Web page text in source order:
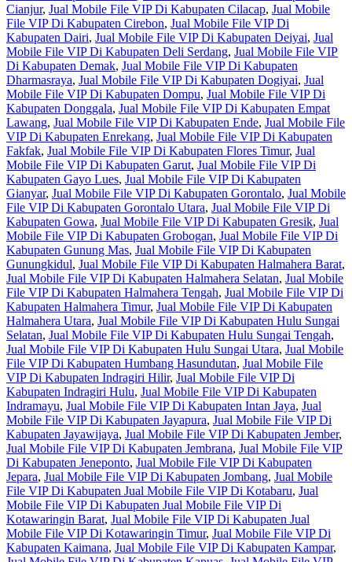
Cianjur, Jual Mobile File VIP Di Kabupaten Cilacap, Jual Mobile
File VIP Di Kabupaten Cirebon, Jual Mobile File VIP Di
Kabupaten Dairi, Jual Mobile File VIP Di Kabupaten Deiyai, Jual
Mobile File VIP Di Kabupaten Deli Serdang, Jual Mobile File VIP
Di Kabupaten Demak, Jual Mobile File VIP Di Kabupaten
Dharmasraya, Jual Mobile File VIP Di Kabupaten Dogiyai, Jual
Mobile File VIP Di Kabupaten Dompu, Jual Mobile File VIP Di
Kabupaten Donggala, Jual Mobile File VIP Di Kabupaten Empat
Lawang, Jual Mobile File VIP Di Kabupaten Ende, Jual Mobile File
VIP Di Kabupaten Enrekang, Jual Mobile File VIP Di Kabupaten
Fakfak, Jual Mobile File VIP Di Kabupaten Flores Timur, Jual
Mobile File VIP Di Kabupaten Garut, Jual Mobile File VIP Di
Kabupaten Gayo Lues, Jual Mobile File VIP Di Kabupaten
Gianyar, Jual Mobile File VIP Di Kabupaten Gorontalo, Jual Mobile
File VIP Di Kabupaten Gorontalo Utara, Jual Mobile File VIP Di
Kabupaten Gowa, Jual Mobile File VIP Di Kabupaten Gresik, Jual
Mobile File VIP Di Kabupaten Grobogan, Jual Mobile File VIP Di
Kabupaten Gunung Mas, Jual Mobile File VIP Di Kabupaten
Gunungkidul, Jual Mobile File VIP Di Kabupaten Halmahera Barat,
Jual Mobile File VIP Di Kabupaten Halmahera Selatan, Jual Mobile
File VIP Di Kabupaten Halmahera Tengah, Jual Mobile File VIP Di
Kabupaten Halmahera Timur, Jual Mobile File VIP Di Kabupaten
Halmahera Utara, Jual Mobile File VIP Di Kabupaten Hulu Sungai
Selatan, Jual Mobile File VIP Di Kabupaten Hulu Sungai Tengah,
Jual Mobile File VIP Di Kabupaten Hulu Sungai Utara, Jual Mobile
File VIP Di Kabupaten Humbang Hasundutan, Jual Mobile File
VIP Di Kabupaten Indragiri Hilir, Jual Mobile File VIP Di
Kabupaten Indragiri Hulu, Jual Mobile File VIP Di Kabupaten
Indramayu, Jual Mobile File VIP Di Kabupaten Intan Jaya, Jual
Mobile File VIP Di Kabupaten Jayapura, Jual Mobile File VIP Di
Kabupaten Jayawijaya, Jual Mobile File VIP Di Kabupaten Jember,
Jual Mobile File VIP Di Kabupaten Jembrana, Jual Mobile File VIP
Di Kabupaten Jeneponto, Jual Mobile File VIP Di Kabupaten
Jepara, Jual Mobile File VIP Di Kabupaten Jombang, Jual Mobile
File VIP Di Kabupaten Jual Mobile File VIP Di Kotabaru, Jual
Mobile File VIP Di Kabupaten Jual Mobile File VIP Di
Kotawaringin Barat, Jual Mobile File VIP Di Kabupaten Jual
Mobile File VIP Di Kotawaringin Timur, Jual Mobile File VIP Di
Kabupaten Kaimana, Jual Mobile File VIP Di Kabupaten Kampar,